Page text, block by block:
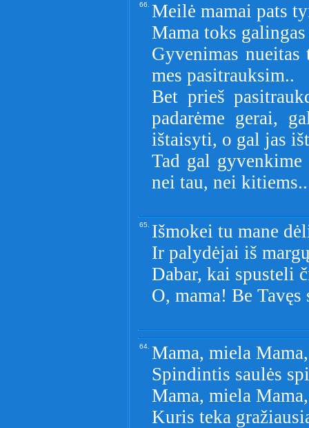
66. Meilė mamai pats
Mama toks
Gyvenimas
mes pasitrauksim..
Bet prieš
padarėme gerai,
ištaisyti, o gal jas
Tad gal
nei tau, nei kitiems..
65. Išmokei tu mane
Ir palydėjai iš
Dabar, kai spusteli
O, mama! Be
64. Mama, miela
Spindintis saulės
Mama, miela
Kuris teka